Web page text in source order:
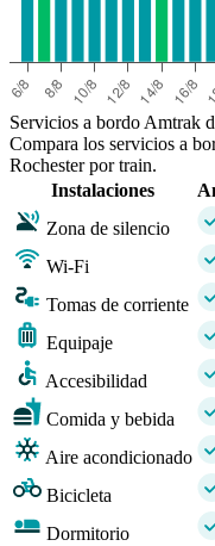
Servicios a bordo Amtrak
Compara los servicios a
Rochester por train.
Instalaciones
Zona de silencio
Wi-Fi
Tomas de corriente
Equipaje
Accesibilidad
Comida y bebida
Aire acondicionado
Bicicleta
Dormitorio